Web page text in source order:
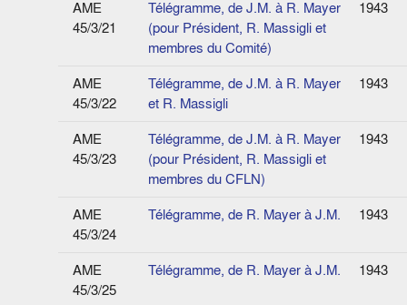
AME
45/3/21
Télégramme, de J.M. à R. Mayer
(pour Président, R. Massigli et
membres du Comité)
1943
AME
45/3/22
Télégramme, de J.M. à R. Mayer
et R. Massigli
1943
AME
45/3/23
Télégramme, de J.M. à R. Mayer
(pour Président, R. Massigli et
membres du CFLN)
1943
AME
45/3/24
Télégramme, de R. Mayer à J.M. 1943
AME
45/3/25
Télégramme, de R. Mayer à J.M. 1943